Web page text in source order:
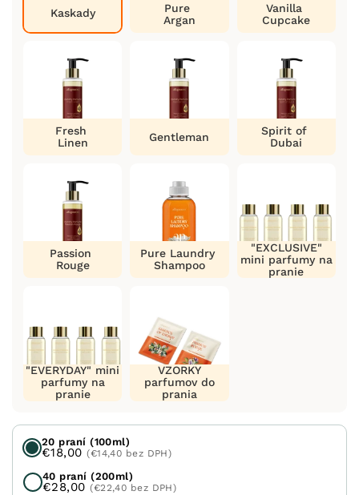
Kaskady
Pure
Argan
Vanilla
Cupcake
Fresh
Linen
Gentleman
Spirit of
Dubai
Passion
Rouge
Pure Laundry
Shampoo
"EXCLUSIVE"
mini parfumy na
pranie
"EVERYDAY" mini
parfumy na
pranie
VZORKY
parfumov do
prania
20 praní (100ml)
€18,00(€14,40 bez DPH)
40 praní (200ml)
€28,00(€22,40 bez DPH)